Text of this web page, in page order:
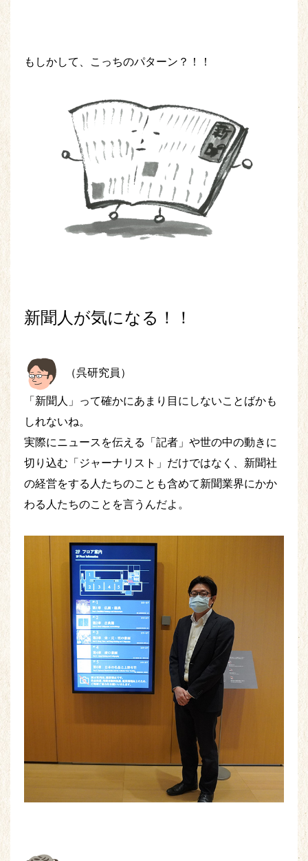
もしかして、こっちのパターン？！！
新聞人が気になる！！
（呉研究員）
「新聞人」って確かにあまり目にしないことばかも
しれないね。
実際にニュースを伝える「記者」や世の中の動きに
切り込む「ジャーナリスト」だけではなく、新聞社
の経営をする人たちのことも含めて新聞業界にかか
わる人たちのことを言うんだよ。